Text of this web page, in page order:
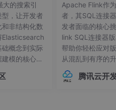
的搜索引
，让开发者
非结构化数
Elasticsearch
概念到实际
模的核心技
级化数据结构
型（Objec
Apache Flink作
者，其SQL连接
发者面临的核心
link SQL连接器
帮助你轻松应对
从混乱到有序的
本管理的常见痛
中，连接器版本
腾讯云开